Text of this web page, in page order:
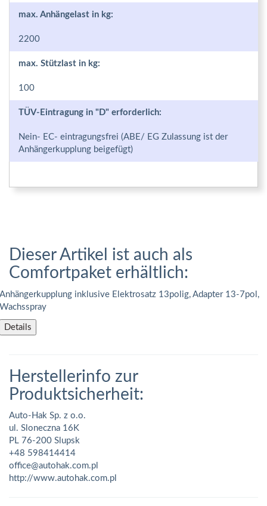
max. Anhängelast in kg:
2200
max. Stützlast in kg:
100
TÜV-Eintragung in "D" erforderlich:
Nein- EC- eintragungsfrei (ABE/ EG Zulassung ist der
Anhängerkupplung beigefügt)
Dieser Artikel ist auch als
Comfortpaket erhältlich:
Anhängerkupplung inklusive Elektrosatz 13polig, Adapter 13-7pol,
Wachsspray
Details
Herstellerinfo zur
Produktsicherheit:
Auto-Hak Sp. z o.o.
ul. Sloneczna 16K
PL 76-200 Slupsk
+48 598414414
office@autohak.com.pl
http://www.autohak.com.pl